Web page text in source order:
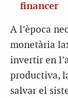
financer
A l’època
monetària
invertir en
productiva,
salvar el